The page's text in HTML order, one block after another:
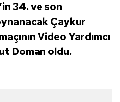
34. ve son
Çaykur
Video Yardımcı
Doman oldu.